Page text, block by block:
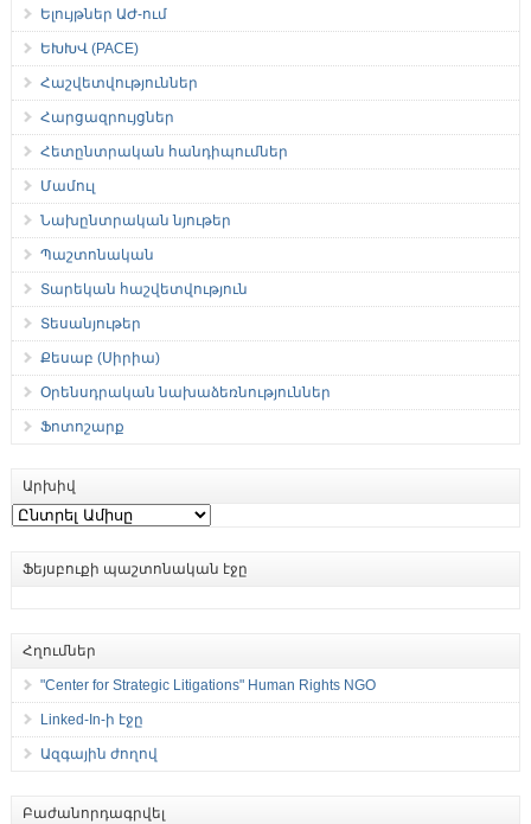
Ելույթներ ԱԺ-ում
ԵԽԽՎ (PACE)
Հաշվետվություններ
Հարցազրույցներ
Հետընտրական հանդիպումներ
Մամուլ
Նախընտրական նյութեր
Պաշտոնական
Տարեկան հաշվետվություն
Տեսանյութեր
Քեսաբ (Սիրիա)
Օրենսդրական նախաձեռնություններ
Ֆոտոշարք
Արխիվ
Արխիվ
Ֆեյսբուքի պաշտոնական էջը
Հղումներ
"Center for Strategic Litigations" Human Rights NGO
Linked-In-ի էջը
Ազգային ժողով
Բաժանորդագրվել